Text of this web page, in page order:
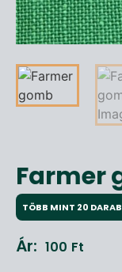
Farmer
TÖBB MINT 20
Ár: 100 Ft